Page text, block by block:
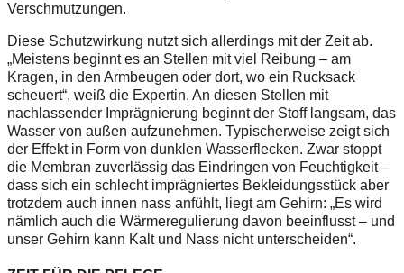
Verschmutzungen.
Diese Schutzwirkung nutzt sich allerdings mit der Zeit ab.
„Meistens beginnt es an Stellen mit viel Reibung – am
Kragen, in den Armbeugen oder dort, wo ein Rucksack
scheuert“, weiß die Expertin. An diesen Stellen mit
nachlassender Imprägnierung beginnt der Stoff langsam, das
Wasser von außen aufzunehmen. Typischerweise zeigt sich
der Effekt in Form von dunklen Wasserflecken. Zwar stoppt
die Membran zuverlässig das Eindringen von Feuchtigkeit –
dass sich ein schlecht imprägniertes Bekleidungsstück aber
trotzdem auch innen nass anfühlt, liegt am Gehirn: „Es wird
nämlich auch die Wärmeregulierung davon beeinflusst – und
unser Gehirn kann Kalt und Nass nicht unterscheiden“.